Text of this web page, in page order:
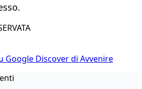
Google Discover di Avvenire